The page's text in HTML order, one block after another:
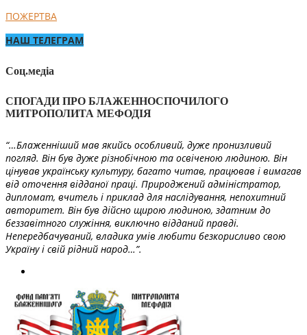
ПОЖЕРТВА
НАШ ТЕЛЕГРАМ
Соц.медіа
СПОГАДИ ПРО БЛАЖЕННОСПОЧИЛОГО
МИТРОПОЛИТА МЕФОДІЯ
“…Блаженніший мав якийсь особливий, дуже пронизливий
погляд. Він був дуже різнобічною та освіченою людиною. Він
цінував українську культуру, багато читав, працював і вимагав
від оточення відданої праці. Природжений адміністратор,
дипломат, вчитель і приклад для наслідування, непохитний
авторитет. Він був дійсно щирою людиною, здатним до
беззавітного служіння, виключно відданий правді.
Непередбачуваний, владика умів любити безкорисливо свою
Україну і свій рідний народ…”.